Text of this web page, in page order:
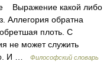
Выражение какой либо
Аллегория обратна
плоть. С
не может служить
И …
Философский словарь